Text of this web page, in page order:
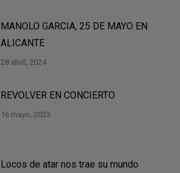
MANOLO GARCIA, 25 DE MAYO EN
ALICANTE
28 abril, 2024
REVOLVER EN CONCIERTO
16 mayo, 2023
Locos de atar nos trae su mundo